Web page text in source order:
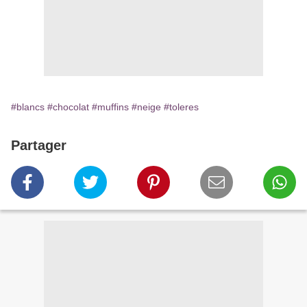
#blancs #chocolat #muffins #neige #toleres
Partager